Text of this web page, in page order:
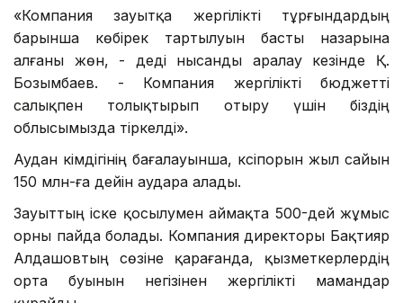
«Компания зауытқа жергілікті тұрғындардың
барынша көбірек тартылуын басты назарына
алғаны жөн, - деді нысанды аралау кезінде Қ.
Бозымбаев. - Компания жергілікті бюджетті
салықпен толықтырып отыру үшін біздің
облысымызда тіркелді».
Аудан әкімдігінің бағалауынша, кәсіпорын жыл сайын
150 млн-ға дейін аудара алады.
Зауыттың іске қосылумен аймақта 500-дей жұмыс
орны пайда болады. Компания директоры Бақтияр
Алдашовтың сөзіне қарағанда, қызметкерлердің
орта буынын негізінен жергілікті мамандар